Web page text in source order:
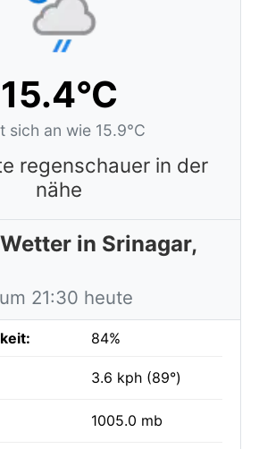
15.4°C
sich an wie 15.9°C
regenschauer in der
nähe
in Srinagar,
21:30 heute
84%
3.6 kph (89°)
1005.0 mb